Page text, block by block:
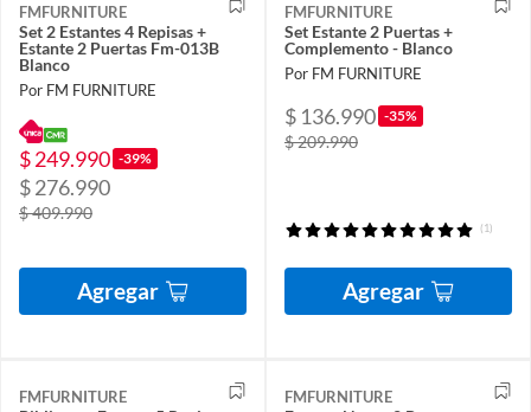
FMFURNITURE
Set 2 Estantes 4 Repisas +
Estante 2 Puertas Fm-013B
Blanco
Por FM FURNITURE
$ 249.990 -39%
$ 276.990
$ 409.990
Agregar
FMFURNITURE
Set Estante 2 Puertas +
Complemento - Blanco
Por FM FURNITURE
$ 136.990 -35%
$ 209.990
(1)
Agregar
FMFURNITURE FMFURNITURE